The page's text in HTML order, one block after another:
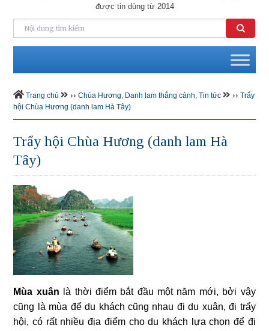
được tin dùng từ 2014
Trang chủ ›› Chùa Hương, Danh lam thắng cảnh,Tin tức ›› Trẩy
hội Chùa Hương (danh lam Hà Tây)
Trẩy hội Chùa Hương (danh lam Hà
Tây)
Mùa xuân là thời điểm bắt đầu một năm mới, bởi vậy
cũng là mùa để du khách cũng nhau đi du xuân, đi trẩy
hội, có rất nhiều địa điểm cho du khách lựa chọn để đi